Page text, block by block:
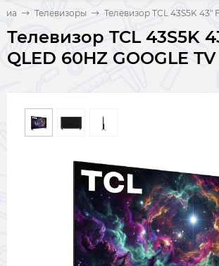
Телевизоры Телевизор TCL 43S5K 43"
Телевизор TCL 43S5K
QLED 60HZ GOOGLE TV